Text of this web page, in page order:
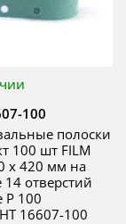
100
полоски
100 шт FILM
х 420 мм на
14 отверстий
P 100
16607-100